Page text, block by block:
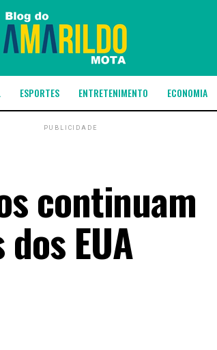
ESPORTES ENTRETENIMENTO ECONOMIA
PUBLICIDADE
continuam
EUA